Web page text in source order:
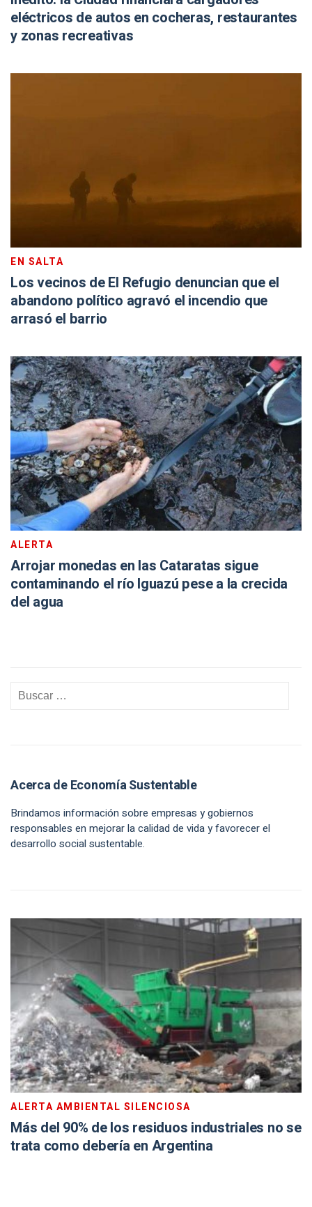
eléctricos de autos en cocheras, restaurantes
y zonas recreativas
EN SALTA
Los vecinos de El Refugio denuncian que el
abandono político agravó el incendio que
arrasó el barrio
ALERTA
Arrojar monedas en las Cataratas sigue
contaminando el río Iguazú pese a la crecida
del agua
Acerca de Economía Sustentable
Brindamos información sobre empresas y gobiernos
responsables en mejorar la calidad de vida y favorecer el
desarrollo social sustentable.
ALERTA AMBIENTAL SILENCIOSA
Más del 90% de los residuos industriales no se
trata como debería en Argentina